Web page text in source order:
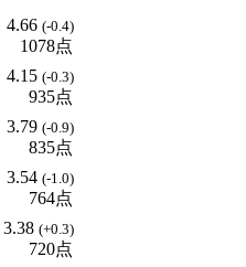
4.66 (-0.4)
1078点
4.15 (-0.3)
935点
3.79 (-0.9)
835点
3.54 (-1.0)
764点
3.38 (+0.3)
720点